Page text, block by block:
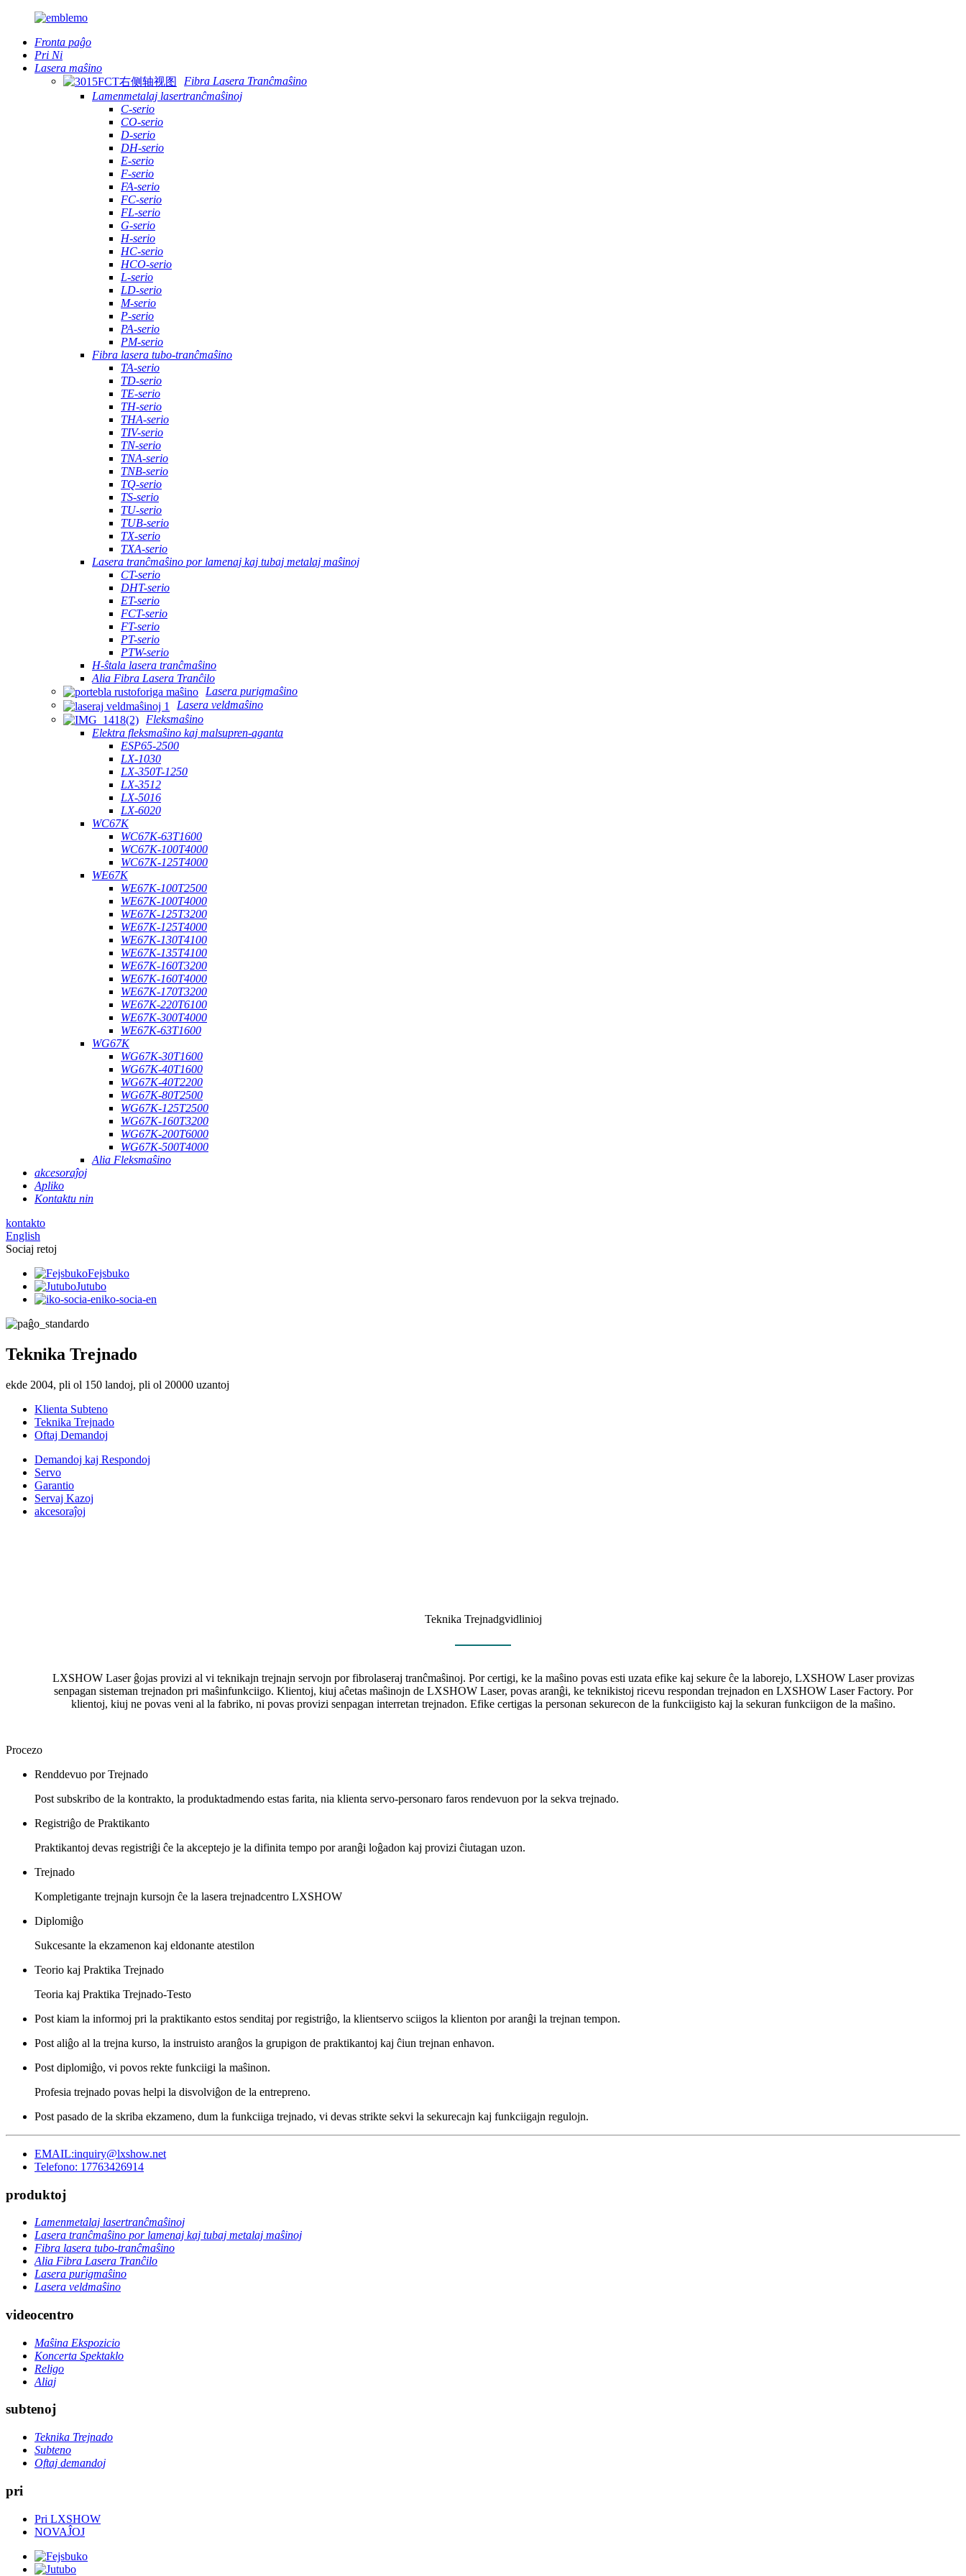
Fronta paĝo
Pri Ni
Lasera maŝino
Fibra Lasera Tranĉmaŝino
Lamenmetalaj lasertranĉmaŝinoj
C-serio
CO-serio
D-serio
DH-serio
E-serio
F-serio
FA-serio
FC-serio
FL-serio
G-serio
H-serio
HC-serio
HCO-serio
L-serio
LD-serio
M-serio
P-serio
PA-serio
PM-serio
Fibra lasera tubo-tranĉmaŝino
TA-serio
TD-serio
TE-serio
TH-serio
THA-serio
TIV-serio
TN-serio
TNA-serio
TNB-serio
TQ-serio
TS-serio
TU-serio
TUB-serio
TX-serio
TXA-serio
Lasera tranĉmaŝino por lamenaj kaj tubaj metalaj maŝinoj
CT-serio
DHT-serio
ET-serio
FCT-serio
FT-serio
PT-serio
PTW-serio
H-ŝtala lasera tranĉmaŝino
Alia Fibra Lasera Tranĉilo
Lasera purigmaŝino
Lasera veldmaŝino
Fleksmaŝino
Elektra fleksmaŝino kaj malsupren-aganta
ESP65-2500
LX-1030
LX-350T-1250
LX-3512
LX-5016
LX-6020
WC67K
WC67K-63T1600
WC67K-100T4000
WC67K-125T4000
WE67K
WE67K-100T2500
WE67K-100T4000
WE67K-125T3200
WE67K-125T4000
WE67K-130T4100
WE67K-135T4100
WE67K-160T3200
WE67K-160T4000
WE67K-170T3200
WE67K-220T6100
WE67K-300T4000
WE67K-63T1600
WG67K
WG67K-30T1600
WG67K-40T1600
WG67K-40T2200
WG67K-80T2500
WG67K-125T2500
WG67K-160T3200
WG67K-200T6000
WG67K-500T4000
Alia Fleksmaŝino
akcesoraĵoj
Apliko
Kontaktu nin
kontakto
English
Sociaj retoj
Fejsbuko
Jutubo
iko-socia-en
Teknika Trejnado
ekde 2004, pli ol 150 landoj, pli ol 20000 uzantoj
Klienta Subteno
Teknika Trejnado
Oftaj Demandoj
Demandoj kaj Respondoj
Servo
Garantio
Servaj Kazoj
akcesoraĵoj
Teknika Trejnadgvidlinioj
LXSHOW Laser ĝojas provizi al vi teknikajn trejnajn servojn por fibrolaseraj tranĉmaŝinoj. Por certigi, ke la maŝino povas esti uzata efike kaj sekure ĉe la laborejo, LXSHOW Laser provizas
senpagan sisteman trejnadon pri maŝinfunkciigo. Klientoj, kiuj aĉetas maŝinojn de LXSHOW Laser, povas aranĝi, ke teknikistoj ricevu respondan trejnadon en LXSHOW Laser Factory. Por
klientoj, kiuj ne povas veni al la fabriko, ni povas provizi senpagan interretan trejnadon. Efike certigas la personan sekurecon de la funkciigisto kaj la sekuran funkciigon de la maŝino.
Procezo
Renddevuo por Trejnado
Post subskribo de la kontrakto, la produktadmendo estas farita, nia klienta servo-personaro faros rendevuon por la sekva trejnado.
Registriĝo de Praktikanto
Praktikantoj devas registriĝi ĉe la akceptejo je la difinita tempo por aranĝi loĝadon kaj provizi ĉiutagan uzon.
Trejnado
Kompletigante trejnajn kursojn ĉe la lasera trejnadcentro LXSHOW
Diplomiĝo
Sukcesante la ekzamenon kaj eldonante atestilon
Teorio kaj Praktika Trejnado
Teoria kaj Praktika Trejnado-Testo
Post kiam la informoj pri la praktikanto estos senditaj por registriĝo, la klientservo sciigos la klienton por aranĝi la trejnan tempon.
Post aliĝo al la trejna kurso, la instruisto aranĝos la grupigon de praktikantoj kaj ĉiun trejnan enhavon.
Post diplomiĝo, vi povos rekte funkciigi la maŝinon.
Profesia trejnado povas helpi la disvolviĝon de la entrepreno.
Post pasado de la skriba ekzameno, dum la funkciiga trejnado, vi devas strikte sekvi la sekurecajn kaj funkciigajn regulojn.
EMAIL:inquiry@lxshow.net
Telefono: 17763426914
produktoj
Lamenmetalaj lasertranĉmaŝinoj
Lasera tranĉmaŝino por lamenaj kaj tubaj metalaj maŝinoj
Fibra lasera tubo-tranĉmaŝino
Alia Fibra Lasera Tranĉilo
Lasera purigmaŝino
Lasera veldmaŝino
videocentro
Maŝina Ekspozicio
Koncerta Spektaklo
Religo
Aliaj
subtenoj
Teknika Trejnado
Subteno
Oftaj demandoj
pri
Pri LXSHOW
NOVAĴOJ